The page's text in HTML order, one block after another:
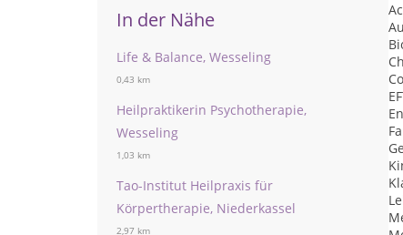
In der Nähe
Life & Balance, Wesseling
0,43 km
Heilpraktikerin Psychotherapie,
Wesseling
1,03 km
Tao-Institut Heilpraxis für
Körpertherapie, Niederkassel
2,97 km